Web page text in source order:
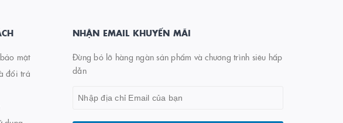
mật
đổi trả
NHẬN EMAIL KHUYẾN MÃI
Đừng bỏ lỡ hàng ngàn sản phẩm và chương trình siêu hấp
dẫn